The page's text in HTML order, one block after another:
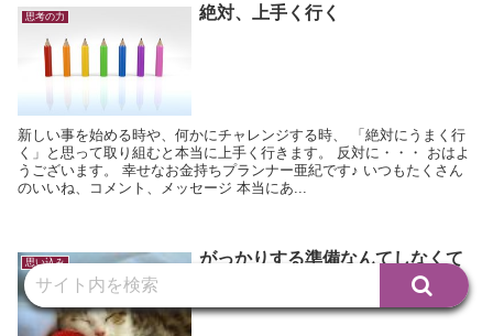
思考の力 絶対、上手く行く
新しい事を始める時や、何かにチャレンジする時、 「絶対にうまく行
く」と思って取り組むと本当に上手く行きます。 反対に・・・ おはよ
うございます。 幸せなお金持ちプランナー亜紀です♪ いつもたくさん
のいいね、コメント、メッセージ 本当にあ...
思い込み
がっかりする準備なんてしなくて